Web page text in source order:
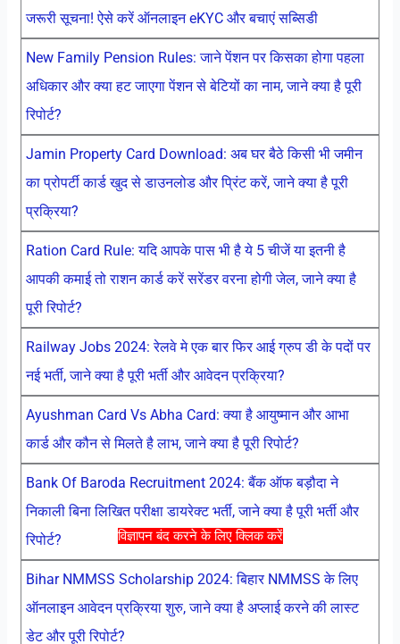
विज्ञापन बंद करने के लिए क्लिक करें
जरूरी सूचना! ऐसे करें ऑनलाइन eKYC और बचाएं सब्सिडी
New Family Pension Rules: जाने पेंशन पर किसका होगा पहला
अधिकार और क्या हट जाएगा पेंशन से बेटियों का नाम, जाने क्या है पूरी
रिपोर्ट?
Jamin Property Card Download: अब घर बैठे किसी भी जमीन
का प्रोपर्टी कार्ड खुद से डाउनलोड और प्रिंट करें, जाने क्या है पूरी
प्रक्रिया?
Ration Card Rule: यदि आपके पास भी है ये 5 चीजें या इतनी है
आपकी कमाई तो राशन कार्ड करें सरेंडर वरना होगी जेल, जाने क्या है
पूरी रिपोर्ट?
Railway Jobs 2024: रेलवे मे एक बार फिर आई ग्रुप डी के पदों पर
नई भर्ती, जाने क्या है पूरी भर्ती और आवेदन प्रक्रिया?
Ayushman Card Vs Abha Card: क्या है आयुष्मान और आभा
कार्ड और कौन से मिलते है लाभ, जाने क्या है पूरी रिपोर्ट?
Bank Of Baroda Recruitment 2024: बैंक ऑफ बड़ौदा ने
निकाली बिना लिखित परीक्षा डायरेक्ट भर्ती, जाने क्या है पूरी भर्ती और
रिपोर्ट?
Bihar NMMSS Scholarship 2024: बिहार NMMSS के लिए
ऑनलाइन आवेदन प्रक्रिया शुरु, जाने क्या है अप्लाई करने की लास्ट
डेट और पूरी रिपोर्ट?